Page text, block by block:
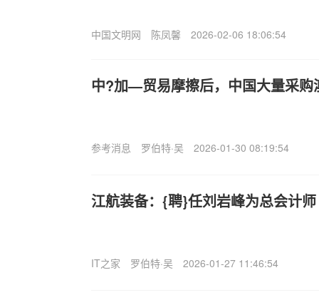
中国文明网 陈凤馨 2026-02-06 18:06:54
中?加—贸易摩擦后，中国大量采购
参考消息 罗伯特·吴 2026-01-30 08:19:54
江航装备：{聘}任刘岩峰为总会计师
IT之家 罗伯特·吴 2026-01-27 11:46:54